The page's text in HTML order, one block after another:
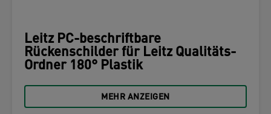
Leitz PC-beschriftbare
Rückenschilder für Leitz Qualitäts-
Ordner 180° Plastik
MEHR ANZEIGEN